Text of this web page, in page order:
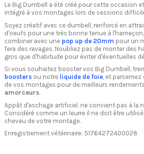
Le Big Dumbell a été créé pour cette occasion
intégré à vos montages lors de sessions
Soyez créatif avec ce dumbell, renforcé en
d'oeufs pour une très bonne tenue à
combiner avec une pop up de 20mm pour un
fera des ravages. Noubliez pas de monter des
gros que d'habitude pour éviter d'éventuelles
Si vous souhaitez booster vos Big Dumbell,
boosters ou notre liquide de foie, et
de vos montages pour de meilleurs
amorceurs.
Appât d'eschage artificiel, ne convient pas à la
Considéré comme un leurre il ne doit être
cheveu de votre montage.
Enregistrement vétérinaire: 51764272400028